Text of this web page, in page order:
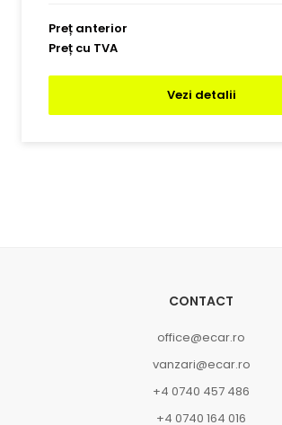
Preț anterior
Preț cu TVA
Vezi detalii
CONTACT
office@ecar.ro
vanzari@ecar.ro
+4 0740 457 486
+4 0740 164 016